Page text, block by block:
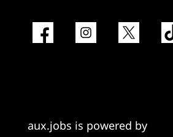
aux.jobs is powered by